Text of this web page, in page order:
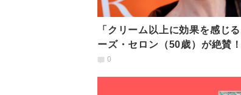
「クリーム以上に効果を感じ
ーズ・セロン（50歳）が絶賛
女優たちを魅了する“赤い光”美
0